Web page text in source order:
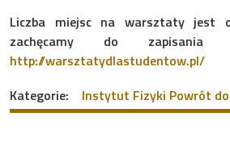
Liczba miejsc na warsztaty jest
zachęcamy do
http://warsztatydlastudentow.pl/
Kategorie:
Instytut Fizyki Powrót